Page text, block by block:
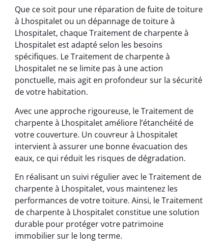
Que ce soit pour une réparation de fuite de toiture
à Lhospitalet ou un dépannage de toiture à
Lhospitalet, chaque Traitement de charpente à
Lhospitalet est adapté selon les besoins
spécifiques. Le Traitement de charpente à
Lhospitalet ne se limite pas à une action
ponctuelle, mais agit en profondeur sur la sécurité
de votre habitation.
Avec une approche rigoureuse, le Traitement de
charpente à Lhospitalet améliore l’étanchéité de
votre couverture. Un couvreur à Lhospitalet
intervient à assurer une bonne évacuation des
eaux, ce qui réduit les risques de dégradation.
En réalisant un suivi régulier avec le Traitement de
charpente à Lhospitalet, vous maintenez les
performances de votre toiture. Ainsi, le Traitement
de charpente à Lhospitalet constitue une solution
durable pour protéger votre patrimoine
immobilier sur le long terme.